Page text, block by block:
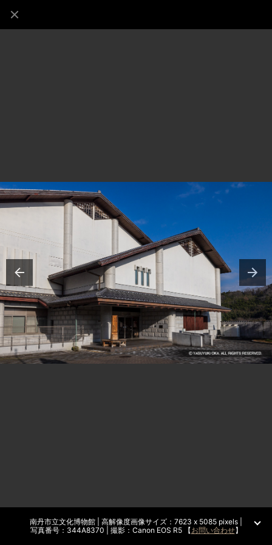
南丹市立文化博物館 | 高解像度画像サイズ：7623 x 5085 pixels |
写真番号：344A8370 | 撮影：Canon EOS R5 【お問い合わせ】